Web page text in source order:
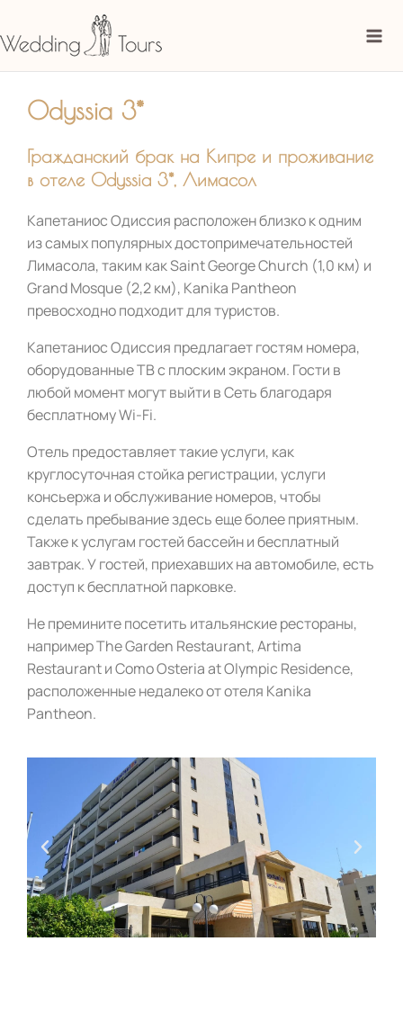
к
содержимому
Odyssia 3*
Гражданский брак на Кипре и проживание
в отеле Odyssia 3*, Лимасол
Капетаниос Одиссия расположен близко к одним
из самых популярных достопримечательностей
Лимасола, таким как Saint George Church (1,0 км) и
Grand Mosque (2,2 км), Kanika Pantheon
превосходно подходит для туристов.
Капетаниос Одиссия предлагает гостям номера,
оборудованные ТВ с плоским экраном. Гости в
любой момент могут выйти в Сеть благодаря
бесплатному Wi-Fi.
Отель предоставляет такие услуги, как
круглосуточная стойка регистрации, услуги
консьержа и обслуживание номеров, чтобы
сделать пребывание здесь еще более приятным.
Также к услугам гостей бассейн и бесплатный
завтрак. У гостей, приехавших на автомобиле, есть
доступ к бесплатной парковке.
Не премините посетить итальянские рестораны,
например The Garden Restaurant, Artima
Restaurant и Como Osteria at Olympic Residence,
расположенные недалеко от отеля Kanika
Pantheon.